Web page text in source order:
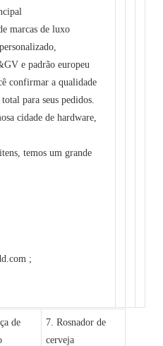
marcas de luxo
e padrão europeu
confirmar a qualidade
para seus pedidos.
cidade de hardware,
temos um grande
;
de
7. Rosnador de
cerveja